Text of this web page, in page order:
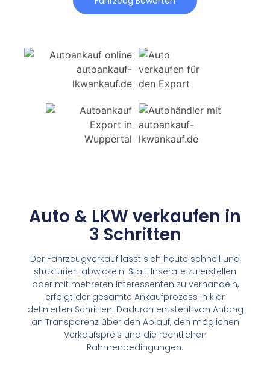
Auto & LKW verkaufen in
3 Schritten
Der Fahrzeugverkauf lässt sich heute schnell und
strukturiert abwickeln. Statt Inserate zu erstellen
oder mit mehreren Interessenten zu verhandeln,
erfolgt der gesamte Ankaufprozess in klar
definierten Schritten. Dadurch entsteht von Anfang
an Transparenz über den Ablauf, den möglichen
Verkaufspreis und die rechtlichen
Rahmenbedingungen.